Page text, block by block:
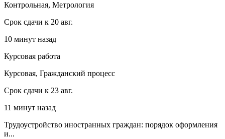
Контрольная, Метрология
Срок сдачи к 20 авг.
10 минут назад
Курсовая работа
Курсовая, Гражданский процесс
Срок сдачи к 23 авг.
11 минут назад
Трудоустройство иностранных граждан: порядок оформления
и...